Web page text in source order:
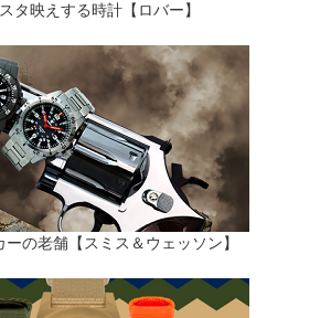
タ映えする時計【ロバー】
ーの老舗【スミス＆ウェッソン】